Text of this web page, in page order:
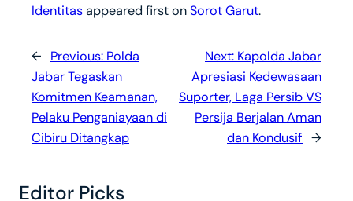
Identitasappeared first onSorot Garut.
← Previous: Polda
Jabar Tegaskan
Komitmen Keamanan,
Pelaku Penganiayaan di
Cibiru Ditangkap
Next: Kapolda Jabar
Apresiasi Kedewasaan
Suporter, Laga Persib VS
Persija Berjalan Aman
dan Kondusif →
Editor Picks